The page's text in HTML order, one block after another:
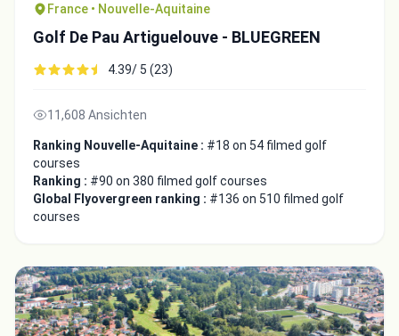
France • Nouvelle-Aquitaine
Golf De Pau Artiguelouve - BLUEGREEN
4.39/ 5 (23)
11,608 Ansichten
Ranking Nouvelle-Aquitaine : #18 on 54 filmed golf
courses
Ranking : #90 on 380 filmed golf courses
Global Flyovergreen ranking : #136 on 510 filmed golf
courses